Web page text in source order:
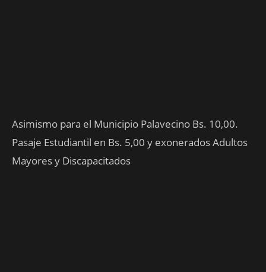
Asimismo para el Municipio Palavecino Bs. 10,00.
Pasaje Estudiantil en Bs. 5,00 y exonerados Adultos
Mayores y Discapacitados